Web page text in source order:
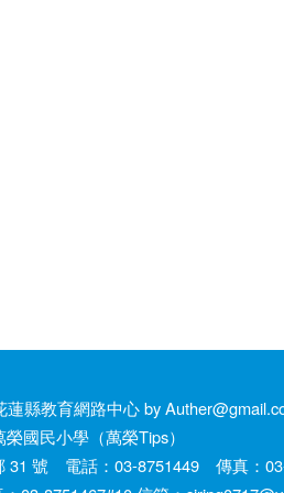
縣教育網路中心 by
國民小學（萬榮Tips）
31 號 電話：03-8751449 傳真：